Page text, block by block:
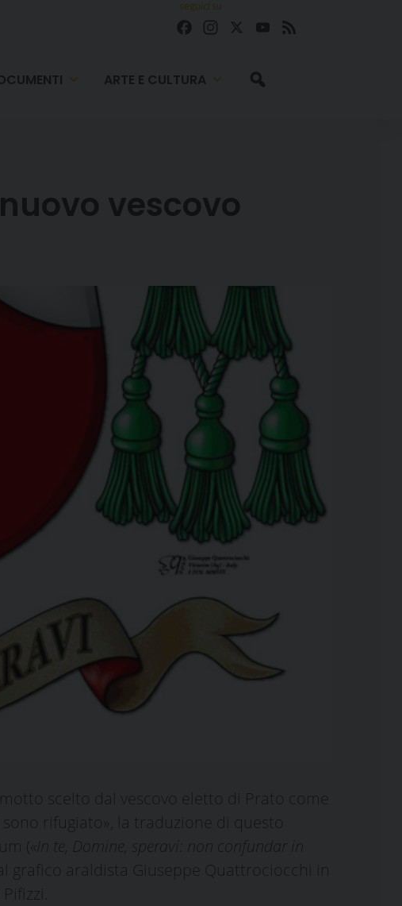
seguici su
FacebookInstagram YouTube
ARTE E CULTURA
vescovo
motto scelto dal vescovo eletto di Prato come
rifugiato», la traduzione di questo
( «In te, Domine, speravi: non confundar in
grafico araldista Giuseppe Quattrociocchi in